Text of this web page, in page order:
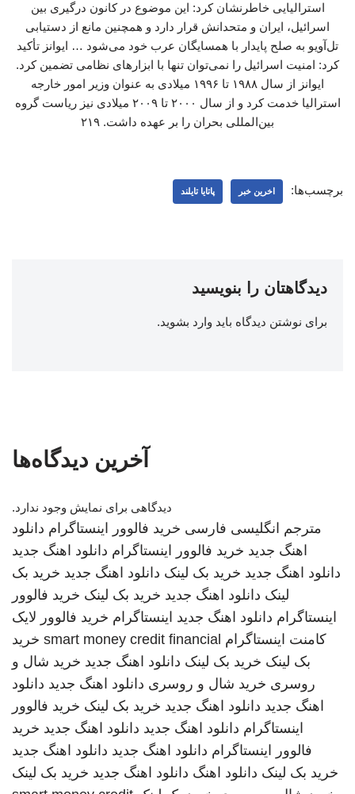
استرالیایی خاطرنشان کرد: این موضوع در کانون درگیری بین
اسرائیل، ایران و متحدانش قرار دارد و همچنین مانع از دستیابی
تل‌آویو به صلح پایدار با همسایگان عرب خود می‌شود … ایوانز تأکید
کرد:‌ امنیت اسرائیل را نمی‌توان تنها با ابزارهای نظامی تضمین کرد.
ایوانز از سال ۱۹۸۸ تا ۱۹۹۶ میلادی به عنوان وزیر امور خارجه
استرالیا خدمت کرد و از سال ۲۰۰۰ تا ۲۰۰۹ میلادی نیز ریاست گروه
بین‌المللی بحران را بر عهده داشت. ۲۱۹
برچسب‌ها: اخرین خبر پاتایا تایلند
دیدگاهتان را بنویسید
برای نوشتن دیدگاه باید وارد بشوید.
آخرین دیدگاه‌ها
دیدگاهی برای نمایش وجود ندارد.
مترجم انگلیسی فارسی خرید فالوور اینستاگرام دانلود
اهنگ جدید خرید فالوور اینستاگرام دانلود اهنگ جدید
دانلود اهنگ جدید خرید بک لینک دانلود اهنگ جدید خرید بک
لینک دانلود اهنگ جدید خرید بک لینک خرید فالوور
اینستاگرام دانلود اهنگ جدید اینستاگرام خرید فالوور لایک
کامنت اینستاگرام smart money credit financial خرید
بک لینک خرید بک لینک دانلود اهنگ جدید خرید شال و
روسری خرید شال و روسری دانلود اهنگ جدید دانلود
اهنگ جدید دانلود اهنگ جدید خرید بک لینک خرید فالوور
اینستاگرام دانلود اهنگ جدید دانلود اهنگ جدید خرید
فالوور اینستاگرام دانلود اهنگ جدید دانلود اهنگ جدید
خرید بک لینک دانلود اهنگ دانلود اهنگ جدید خرید بک لینک